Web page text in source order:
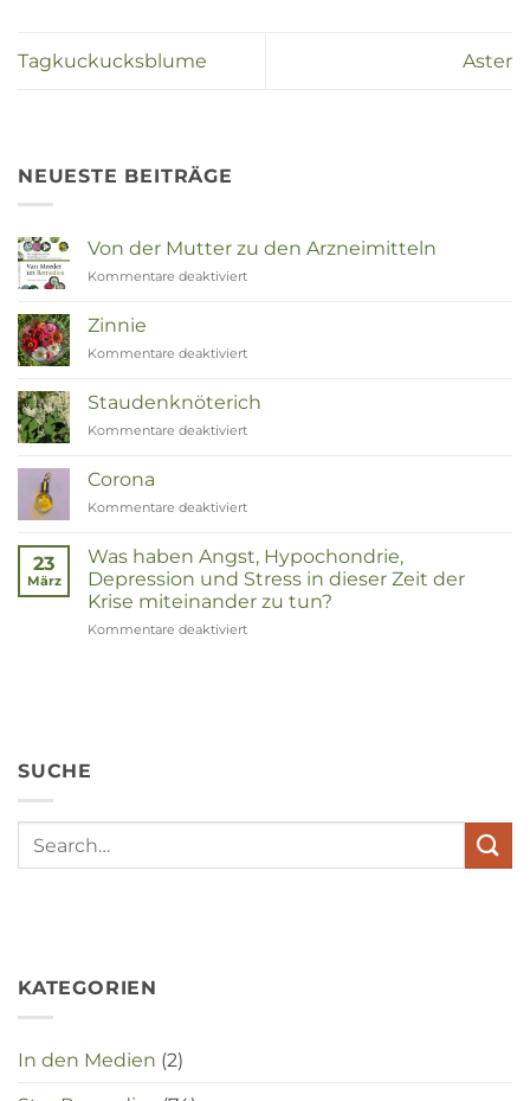
Tagkuckucksblume Aster
NEUESTE BEITRÄGE
Von der Mutter zu den Arzneimitteln
Kommentare deaktiviert
Zinnie
Kommentare deaktiviert
Staudenknöterich
Kommentare deaktiviert
Corona
Kommentare deaktiviert
23
März
Was haben Angst, Hypochondrie,
Depression und Stress in dieser Zeit der
Krise miteinander zu tun?
Kommentare deaktiviert
in
SUCHE
KATEGORIEN
In den Medien (2)